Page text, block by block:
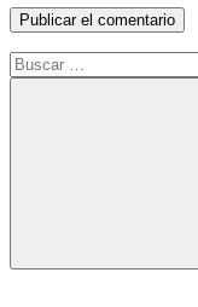
Buscar: